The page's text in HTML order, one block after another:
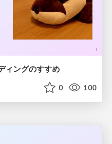
ィングのすすめ
0 100